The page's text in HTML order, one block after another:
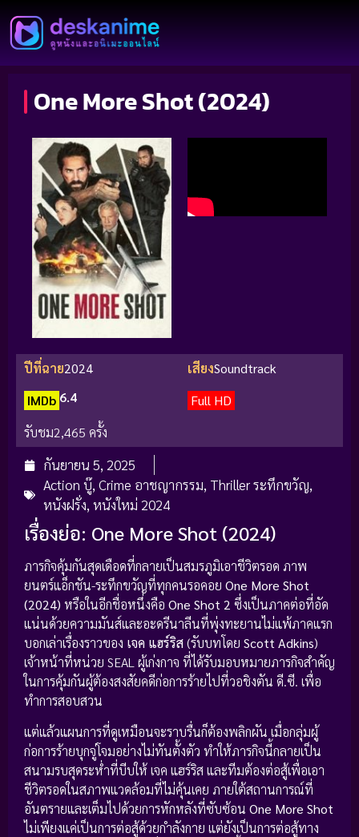
One More Shot (2024)
ปีที่ฉาย2024 เสียงSoundtrack
IMDb 6.4
Full HD
รับชม2,465 ครั้ง
กันยายน 5, 2025
Action บู๊, Crime อาชญากรรม, Thriller ระทึกขวัญ,
หนังฝรั่ง, หนังใหม่ 2024
เรื่องย่อ: One More Shot (2024)
ภารกิจคุ้มกันสุดเดือดที่กลายเป็นสมรภูมิเอาชีวิตรอด ภาพ
ยนตร์แอ็กชัน-ระทึกขวัญที่ทุกคนรอคอย One More Shot
(2024) หรือในอีกชื่อหนึ่งคือ One Shot 2 ซึ่งเป็นภาคต่อที่อัด
แน่นด้วยความมันส์และอะดรีนาลีนที่พุ่งทะยานไม่แพ้ภาคแรก
บอกเล่าเรื่องราวของ เจค แฮร์ริส(รับบทโดย Scott Adkins)
เจ้าหน้าที่หน่วย SEAL ผู้เก่งกาจ ที่ได้รับมอบหมายภารกิจสำคัญ
ในการคุ้มกันผู้ต้องสงสัยคดีก่อการร้ายไปที่วอชิงตัน ดี.ซี. เพื่อ
ทำการสอบสวน
แต่แล้วแผนการที่ดูเหมือนจะราบรื่นก็ต้องพลิกผัน เมื่อกลุ่มผู้
ก่อการร้ายบุกจู่โจมอย่างไม่ทันตั้งตัว ทำให้ภารกิจนี้กลายเป็น
สนามรบสุดระห่ำที่บีบให้ เจค แฮร์ริส และทีมต้องต่อสู้เพื่อเอา
ชีวิตรอดในสภาพแวดล้อมที่ไม่คุ้นเคย ภายใต้สถานการณ์ที่
อันตรายและเต็มไปด้วยการหักหลังที่ซับซ้อน One More Shot
ไม่เพียงแค่เป็นการต่อสู้ด้วยกำลังกาย แต่ยังเป็นการต่อสู้ทาง